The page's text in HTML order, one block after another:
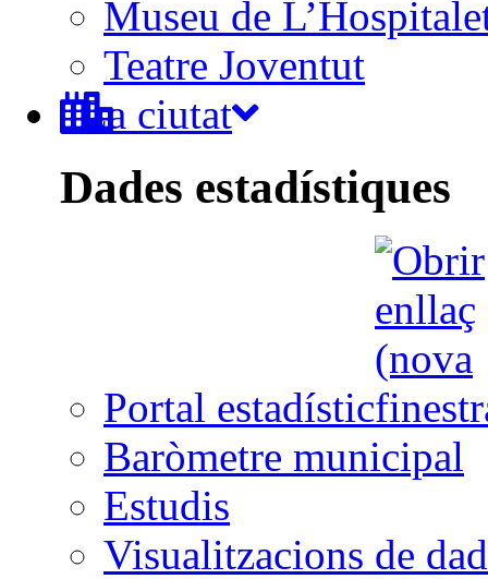
Museu de
Teatre Joventut
La ciutat
Dades estadístiques
Portal estadístic
Baròmetre municipal
Estudis
Visualitzacions de